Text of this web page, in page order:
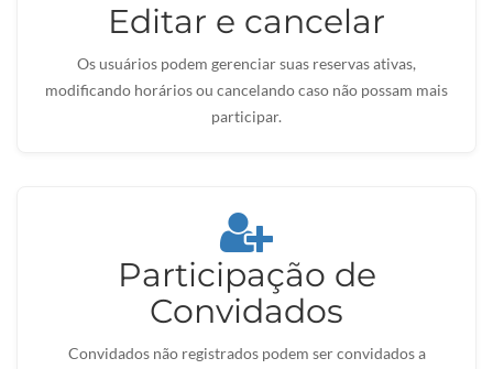
Editar e cancelar
Os usuários podem gerenciar suas reservas ativas,
modificando horários ou cancelando caso não possam mais
participar.
Participação de
Convidados
Convidados não registrados podem ser convidados a